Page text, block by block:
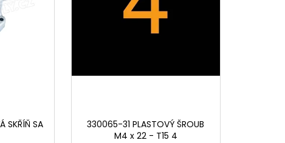
SKŘÍŇ SA
330065-31 PLASTOVÝ ŠROUB
M4 x 22 - T15 4